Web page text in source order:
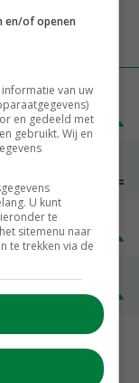
€ 269,00 € 7,00
€ 1,09~
€ 197,00 € 2,00
€ 345,00 € 20,00
en/of openen
van uw
en gedeeld met
gebruikt. Wij en
U kunt
te
sitemenu naar
te trekken via de